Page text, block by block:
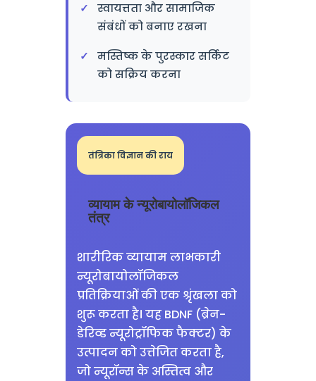
स्वायत्तता और सामाजिक
संबंधों को बनाए रखना
मस्तिष्क के पुरस्कार सर्किट
को सक्रिय करना
तंत्रिका विज्ञान की राय
व्यायाम के न्यूरोबायोलॉजिकल
तंत्र
शारीरिक व्यायाम लाभकारी
न्यूरोबायोलॉजिकल
प्रतिक्रियाओं की एक श्रृंखला को
शुरू करता है। यह BDNF (ब्रेन-
डेरिव्ड न्यूरोट्रॉफिक फैक्टर) के
उत्पादन को उत्तेजित करता है,
जो न्यूरॉन्स के अस्तित्व और